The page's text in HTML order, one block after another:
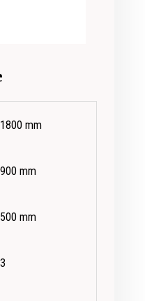
1800 mm
900 mm
500 mm
3